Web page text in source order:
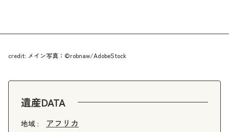
credit: メイン写真：©robnaw/AdobeStock
遺産DATA
地域 : アフリカ